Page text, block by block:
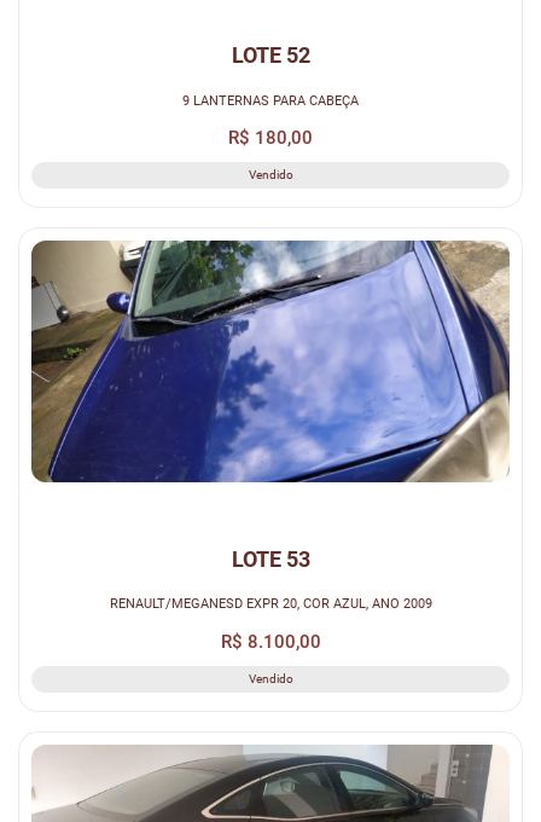
LOTE 52
9 LANTERNAS PARA CABEÇA
R$ 180,00
Vendido
LOTE 53
RENAULT/MEGANESD EXPR 20, COR AZUL, ANO 2009
R$ 8.100,00
Vendido